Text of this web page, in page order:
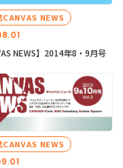
CANVAS NEWS
NEWS】2014年8・9月号
CANVAS NEWS